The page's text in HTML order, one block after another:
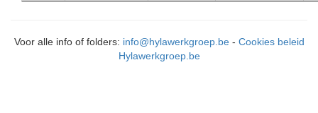
Voor alle info of folders: info@hylawerkgroep.be- Cookies beleid
Hylawerkgroep.be